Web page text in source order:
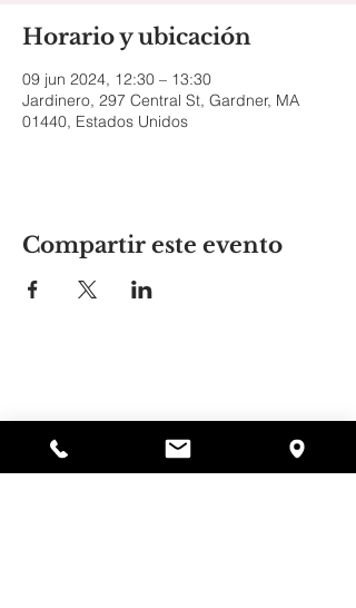
Horario y ubicación
09 jun 2024, 12:30 – 13:30
Jardinero, 297 Central St, Gardner, MA
01440, Estados Unidos
Compartir este evento
978-364-0920